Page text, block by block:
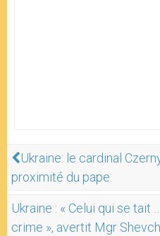
Ukraine: le cardinal
proximité du pape
Ukraine : « Celui qui se
crime », avertit Mgr